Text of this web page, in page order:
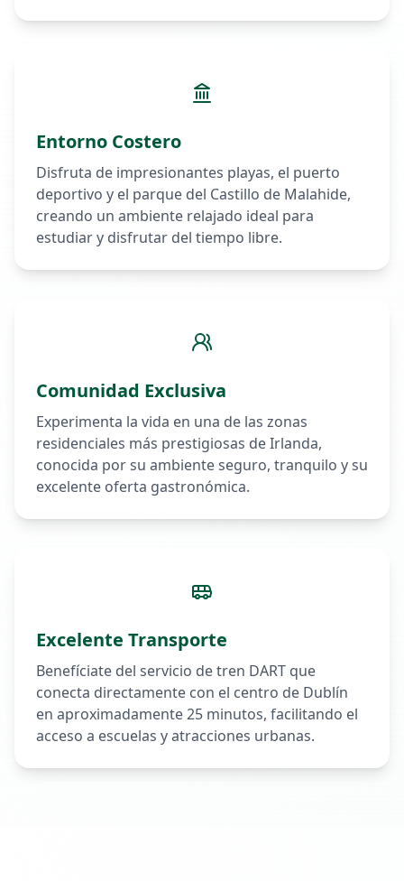
Entorno Costero
Disfruta de impresionantes playas, el puerto
deportivo y el parque del Castillo de Malahide,
creando un ambiente relajado ideal para
estudiar y disfrutar del tiempo libre.
Comunidad Exclusiva
Experimenta la vida en una de las zonas
residenciales más prestigiosas de Irlanda,
conocida por su ambiente seguro, tranquilo y su
excelente oferta gastronómica.
Excelente Transporte
Benefíciate del servicio de tren DART que
conecta directamente con el centro de Dublín
en aproximadamente 25 minutos, facilitando el
acceso a escuelas y atracciones urbanas.